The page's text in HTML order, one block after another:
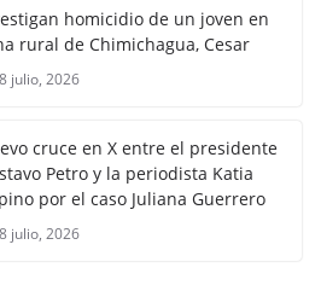
homicidio de un joven en
rural de Chimichagua, Cesar
julio, 2026
cruce en X entre el presidente
Petro y la periodista Katia
por el caso Juliana Guerrero
julio, 2026